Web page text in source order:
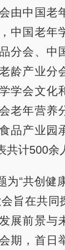
由中国老
中国老年
分会、中
龄产业分
学会文化
老年营养
品产业园
共计500余
为“共创健
旨在共同
展前景与
期，首日